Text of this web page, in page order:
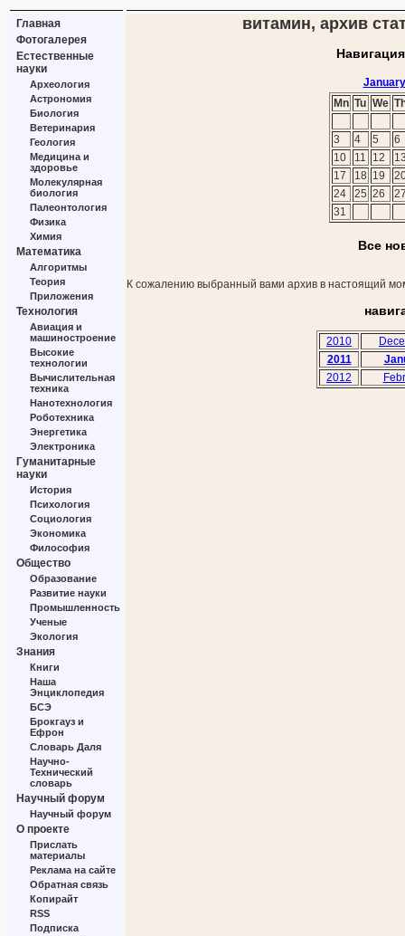
Главная
Фотогалерея
Естественные
науки
Археология
Астрономия
Биология
Ветеринария
Геология
Медицина и
здоровье
Молекулярная
биология
Палеонтология
Физика
Химия
Математика
Алгоритмы
Теория
Приложения
Технология
Авиация и
машиностроение
Высокие
технологии
Вычислительная
техника
Нанотехнология
Роботехника
Энергетика
Электроника
Гуманитарные
науки
История
Психология
Социология
Экономика
Философия
Общество
Образование
Развитие науки
Промышленность
Ученые
Экология
Знания
Книги
Наша
Энциклопедия
БСЭ
Брокгауз и
Ефрон
Словарь Даля
Научно-
Технический
словарь
Научный форум
Научный форум
О проекте
Прислать
материалы
Реклама на сайте
Обратная связь
Копирайт
RSS
Подписка
витамин, архив
Mn Tu We
3 4 5
6
10
11 12
17
18 19
24
25 26
31
Все
К сожалению выбранный вами архив в настоящий
2010
2011
2012